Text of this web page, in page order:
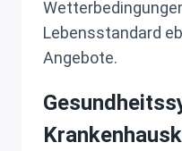
Lebensstandard
Angebote.